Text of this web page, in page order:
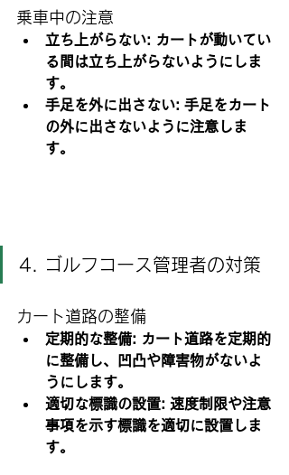
乗車中の注意
立ち上がらない: カートが動いてい
る間は立ち上がらないようにしま
す。
手足を外に出さない: 手足をカート
の外に出さないように注意しま
す。
4. ゴルフコース管理者の対策
カート道路の整備
定期的な整備: カート道路を定期的
に整備し、凹凸や障害物がないよ
うにします。
適切な標識の設置: 速度制限や注意
事項を示す標識を適切に設置しま
す。